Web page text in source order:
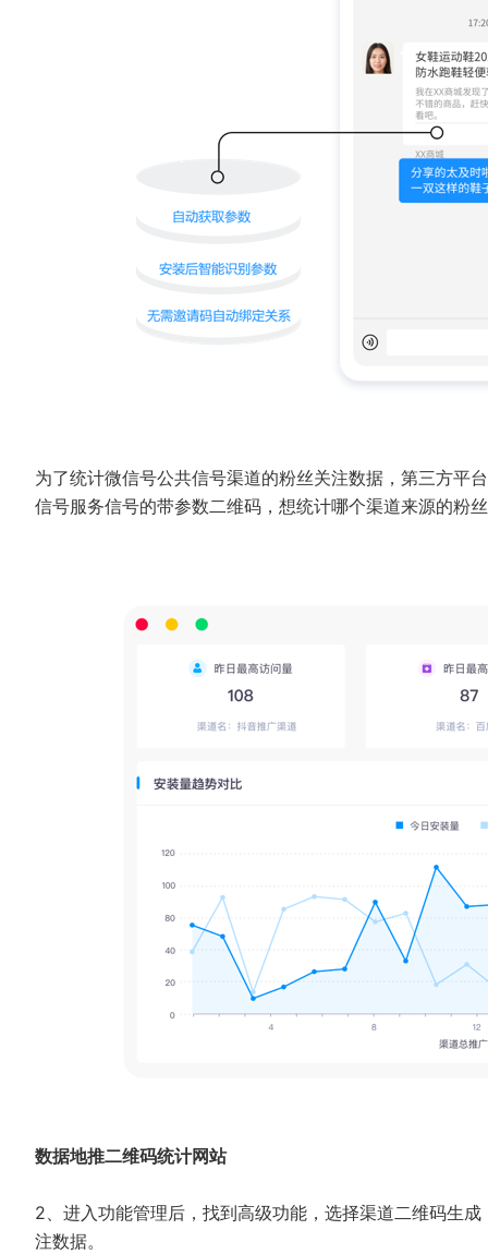
为了统计微信号公共信号渠道的粉丝关注数据，第三方平
信号服务信号的带参数二维码，想统计哪个渠道来源的
数据地推二维码统计网站
2、进入功能管理后，找到高级功能，选择渠道二维码生
注数据。